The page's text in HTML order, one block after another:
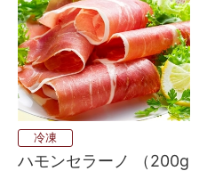
冷凍
ハモンセラーノ （200g